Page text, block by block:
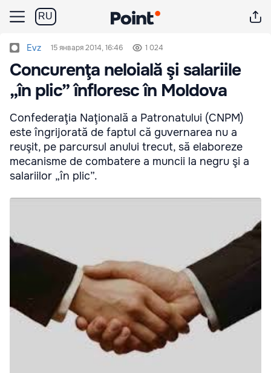
RU
Evz 15 января 2014, 16:46 1 024
Concurenţa neloială şi salariile
„în plic” înfloresc în Moldova
Confederaţia Naţională a Patronatului (CNPM)
este îngrijorată de faptul că guvernarea nu a
reuşit, pe parcursul anului trecut, să elaboreze
mecanisme de combatere a muncii la negru şi a
salariilor „în plic”.